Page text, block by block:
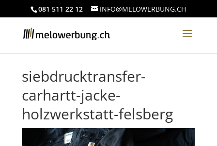
081 511 22 12 INFO@MELOWERBUNG.CH
siebdrucktransfer-
carhartt-jacke-
holzwerkstatt-felsberg